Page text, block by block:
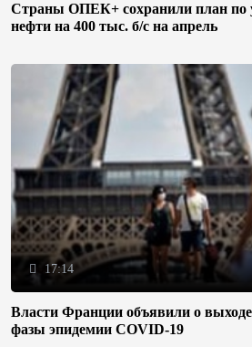
Страны ОПЕК+ сохранили план по
нефти на 400 тыс. б/с на апрель
17:14
Власти Франции объявили о
фазы эпидемии COVID-19